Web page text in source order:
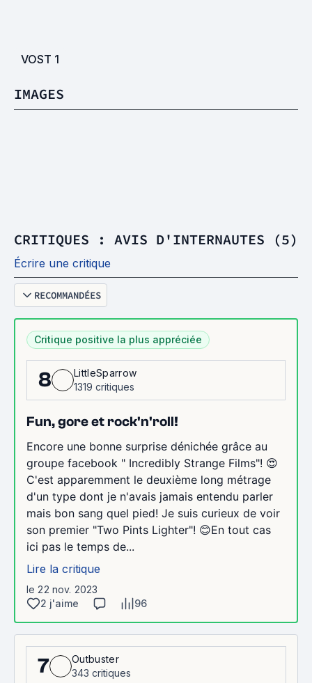
VOST 1
IMAGES
CRITIQUES : AVIS D'INTERNAUTES (5)
Écrire une critique
RECOMMANDÉES
Critique positive la plus appréciée
8
LittleSparrow
1319 critiques
Fun, gore et rock'n'roll!
Encore une bonne surprise dénichée grâce au
groupe facebook " Incredibly Strange Films"! 😍
C'est apparemment le deuxième long métrage
d'un type dont je n'avais jamais entendu parler
mais bon sang quel pied! Je suis curieux de voir
son premier "Two Pints Lighter"! 😊En tout cas
ici pas le temps de...
Lire la critique
le 22 nov. 2023
2 j'aime
96
7
Outbuster
343 critiques